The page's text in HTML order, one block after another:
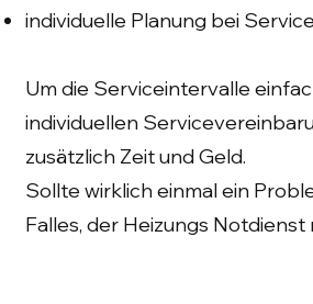
individuelle Planung bei
Um die Serviceintervalle
individuellen
zusätzlich Zeit und Geld.
Sollte wirklich einmal ein
Falles, der Heizungs Notdienst